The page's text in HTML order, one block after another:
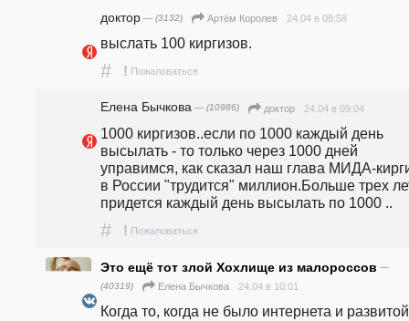
доктор — (3132) Артём Королев 24.04 в 08:58
выслать 100 киргизов.
# ! Пожаловаться
Елена Бычкова — (10986) доктор 24.04 в 09:04
1000 киргизов..если по 1000 каждый день
высылать - то только через 1000 дней
управимся, как сказал наш глава МИДА-
в России "трудится" миллион.Больше трех
придется каждый день высылать по 1000 ..
# ! Пожаловаться
Это ещё тот злой Хохлище из малороссов —
(40319)
Елена Бычкова 24.04 в 10:01
Когда то, когда не было интернета и развитой